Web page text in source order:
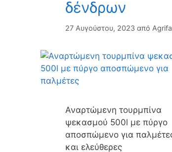
δένδρων
27 Αυγούστου, 2023 από Agrifa
Αναρτώμενη τουρμπίνα
ψεκασμού 500l με πύργο
αποσπώμενο για
και ελεύθερες